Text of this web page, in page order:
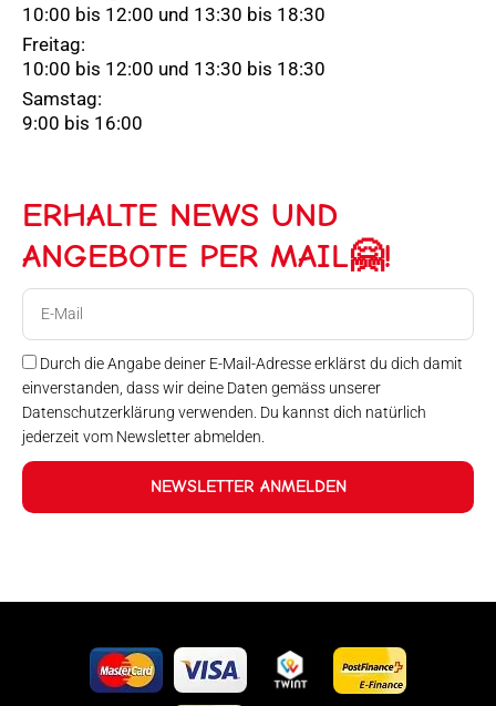
10:00 bis 12:00 und 13:30 bis 18:30
Freitag:
10:00 bis 12:00 und 13:30 bis 18:30
Samstag:
9:00 bis 16:00
ERHALTE NEWS UND
ANGEBOTE PER MAIL🤗!
Durch die Angabe deiner E-Mail-Adresse erklärst du dich damit
einverstanden, dass wir deine Daten gemäss unserer
Datenschutzerklärung verwenden. Du kannst dich natürlich
jederzeit vom Newsletter abmelden.
NEWSLETTER ANMELDEN